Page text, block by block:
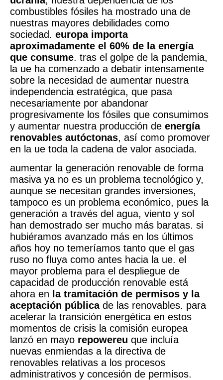
combustibles fósiles ha mostrado una de
nuestras mayores debilidades como
sociedad. europa importa
aproximadamente el 60% de la energía
que consume. tras el golpe de la pandemia,
la ue ha comenzado a debatir intensamente
sobre la necesidad de aumentar nuestra
independencia estratégica, que pasa
necesariamente por abandonar
progresivamente los fósiles que consumimos
y aumentar nuestra producción de energía
renovables autóctonas, así como promover
en la ue toda la cadena de valor asociada.
aumentar la generación renovable de forma
masiva ya no es un problema tecnológico y,
aunque se necesitan grandes inversiones,
tampoco es un problema económico, pues la
generación a través del agua, viento y sol
han demostrado ser mucho más baratas. si
hubiéramos avanzado más en los últimos
años hoy no temeríamos tanto que el gas
ruso no fluya como antes hacia la ue. el
mayor problema para el despliegue de
capacidad de producción renovable está
ahora en la tramitación de permisos y la
aceptación públicade las renovables. para
acelerar la transición energética en estos
momentos de crisis la comisión europea
lanzó en mayo repowereu que incluía
nuevas enmiendas a la directiva de
renovables relativas a los procesos
administrativos y concesión de permisos.